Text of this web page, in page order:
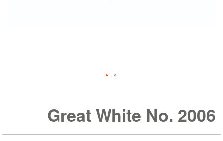
Great White No. 2006
de